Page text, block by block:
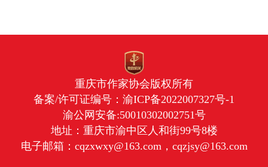
重庆市作家协会版权所有
备案/许可证编号： 渝ICP备2022007327号-1
渝公网安备:50010302002751号
地址：重庆市渝中区人和街99号8楼
电子邮箱：cqzxwxy@163.com，cqzjsy@163.com